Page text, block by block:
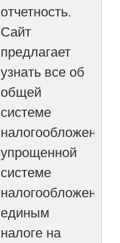
отчетность.
Сайт
предлагает
узнать все об
общей
системе
налогообложения,
упрощенной
системе
налогообложения,
единым
налоге на